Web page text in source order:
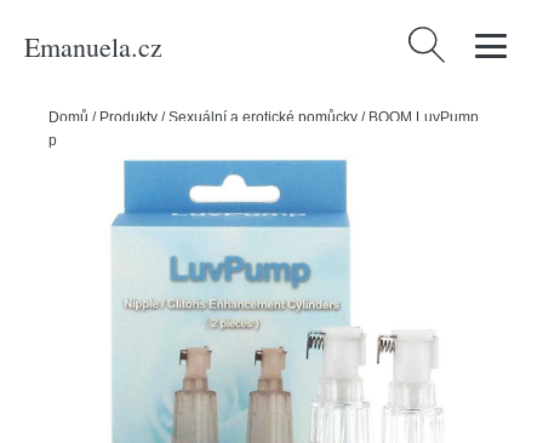
Emanuela.cz Vyhledávání
Domů / Produkty /Sexuální a erotické pomůcky / BOOM LuvPump
příslušenství - přísavky vel. L - 2 ks